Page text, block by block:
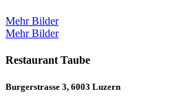
Mehr Bilder
Mehr Bilder
Restaurant Taube
Burgerstrasse 3, 6003 Luzern